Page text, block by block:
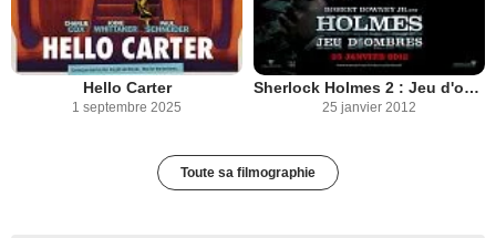
Hello Carter
1 septembre 2025
Sherlock Holmes 2 : Jeu d'ombres
25 janvier 2012
Toute sa filmographie